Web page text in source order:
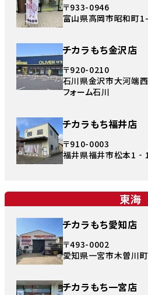
〒933-0946
富山県高岡市昭和町
チカラもち金沢店
〒920-0210
石川県金沢市大河端
フォーム石川
チカラもち福井店
〒910-0003
福井県福井市松本
東海
チカラもち愛知店
〒493-0002
愛知県一宮市木曽川
チカラもち一宮店